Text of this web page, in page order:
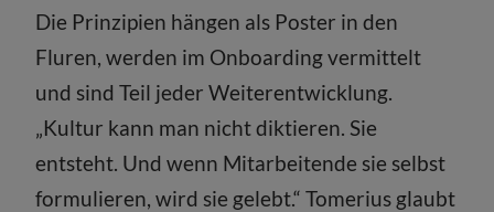
Die Prinzipien hängen als Poster in den
Fluren, werden im Onboarding vermittelt
und sind Teil jeder Weiterentwicklung.
„Kultur kann man nicht diktieren. Sie
entsteht. Und wenn Mitarbeitende sie selbst
formulieren, wird sie gelebt.“ Tomerius glaubt